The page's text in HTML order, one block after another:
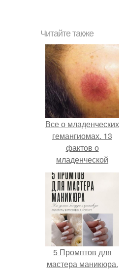
Читайте также
Все о младенческих
гемангиомах. 13
фактов о
младенческой
гемангиоме
5 Промптов для
мастера маникюра.